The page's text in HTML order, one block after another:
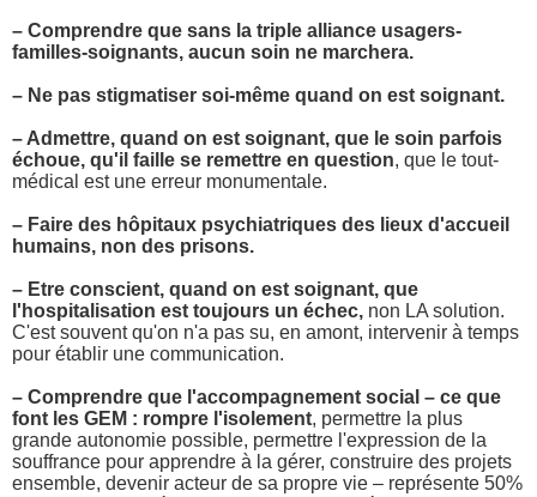
– Comprendre que sans la triple alliance usagers-
familles-soignants, aucun soin ne marchera.
– Ne pas stigmatiser soi-même quand on est soignant.
– Admettre, quand on est soignant, que le soin parfois
échoue, qu'il faille se remettre en question, que le tout-
médical est une erreur monumentale.
– Faire des hôpitaux psychiatriques des lieux d'accueil
humains, non des prisons.
– Etre conscient, quand on est soignant, que
l'hospitalisation est toujours un échec, non LA solution.
C'est souvent qu'on n'a pas su, en amont, intervenir à temps
pour établir une communication.
– Comprendre que l'accompagnement social – ce que
font les GEM : rompre l'isolement, permettre la plus
grande autonomie possible, permettre l'expression de la
souffrance pour apprendre à la gérer, construire des projets
ensemble, devenir acteur de sa propre vie – représente 50%